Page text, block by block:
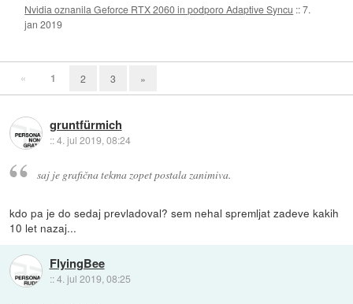
Nvidia oznanila Geforce RTX 2060 in podporo Adaptive Syncu ::7.
jan 2019
« 1 2 3 »
gruntfürmich
::4. jul 2019, 08:24
saj je grafična tekma zopet postala zanimiva.
kdo pa je do sedaj prevladoval? sem nehal spremljat zadeve kakih
10 let nazaj...
FlyingBee
::4. jul 2019, 08:25